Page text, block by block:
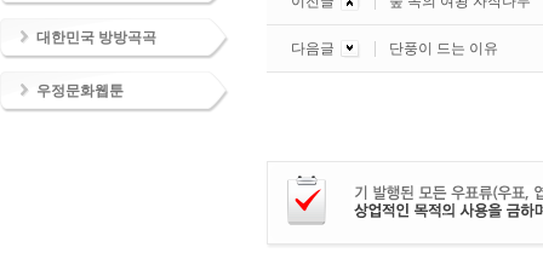
대한민국 방방곡곡
우정문화웹툰
다음글 단풍이 드는 이유